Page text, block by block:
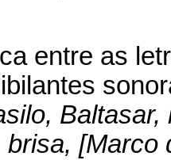
entre as